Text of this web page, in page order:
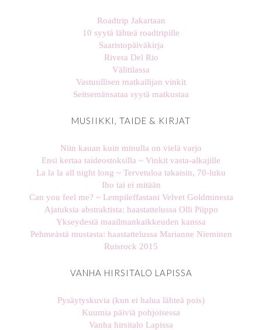
Roadtrip Jakartaan
10 syytä lähteä roadtripille
Saaristopäiväkirja
Rivera Del Rio
Välitilassa
Vastuullisen matkailijan vinkit
Seitsemänsataa syytä matkustaa
MUSIIKKI, TAIDE & KIRJAT
Niin kauan kuin minulla on vielä varjo
Ensi kertaa taideostoksilla ~ Vinkit vasta-alkajille
La la la all night long ~ Tervetuloa takaisin, 70-luku
Iho tai ei mitään
Can you feel me? ~ Lempileffastani Velvet Goldminesta
Ajatuksia abstraktista: haastattelussa Olli Piippo
Ykseydestä maailmankaikkeuden kanssa
Pehmeästä mustasta: haastattelussa Marianne Nieminen
Ruisrock 2015
VANHA HIRSITALO LAPISSA
Pysäytyskuvia (kun ei halua lähteä pois)
Kuumia päiviä pohjoisessa
Vanha hirsitalo Lapissa